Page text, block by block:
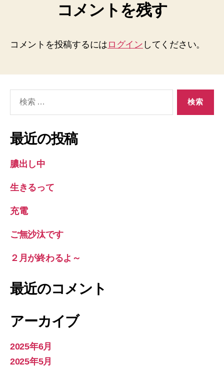
コメントを残す
コメントを投稿するには ログイン してください。
象:
最近の投稿
膿出し中
生きるって
充電
ご無沙汰です
２月が終わるよ～
最近のコメント
アーカイブ
2025年6月
2025年5月